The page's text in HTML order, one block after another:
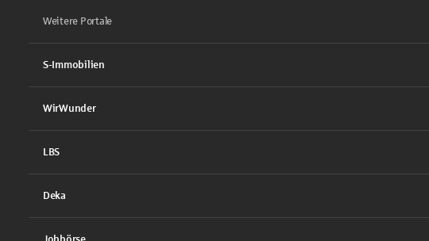
Weitere Portale
S-Immobilien
WirWunder
LBS
Deka